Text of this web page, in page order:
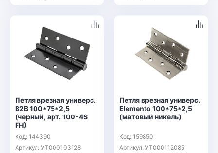
Петля врезная универс.
B2B 100*75*2,5
(черный, арт. 100-4S
FH)
Код: 144390
Артикул: УТ000103128
Петля врезная универс.
Elemento 100*75*2,5
(матовый никель)
Код: 159850
Артикул: УТ000112085